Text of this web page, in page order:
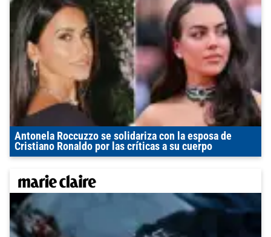
Antonela Roccuzzo se solidariza con la esposa de
Cristiano Ronaldo por las críticas a su cuerpo